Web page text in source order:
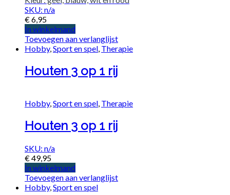
SKU: n/a
€6,95
In winkelmand
Toevoegen aan verlanglijst
Hobby,Sport en spel, Therapie
Houten 3 op 1 rij
Hobby,Sport en spel, Therapie
Houten 3 op 1 rij
SKU: n/a
€49,95
In winkelmand
Toevoegen aan verlanglijst
Hobby, Sport en spel